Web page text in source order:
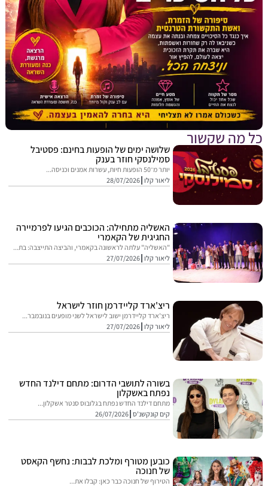
שקשור
שלושה ימים של הופעות בחינם: פסטיבל
סמילנסקי חוזר בענק
יותר מ־50 הופעות חיות, עשרות אמנים וכניסה...
ליאור קלו 28/07/2026
האשליה מתחילה: הכוכבים הגיעו לפרמיירה
החגיגית של הקאמרי
"האשליה" עלתה לראשונה בקאמרי, והביצה התייצבה: בת...
ליאור קלו 27/07/2026
ריצ'ארד קליידרמן חוזר לישראל
ריצ'ארד קליידרמן ישוב לישראל לשני מופעים בנובמבר...
ליאור קלו 27/07/2026
בשורה לתושבי הדרום: מתחם דילנד החדש
נפתח באשקלון
מתחם דילנד החדש נפתח בגלובוס סנטר אשקלון...
קים קונקשנ'ס 26/07/2026
כובען מטורף ומלכת לבבות: נחשף הקאסט
של חנוכה
הטירוף של חנוכה כבר כאן: קבלו את...